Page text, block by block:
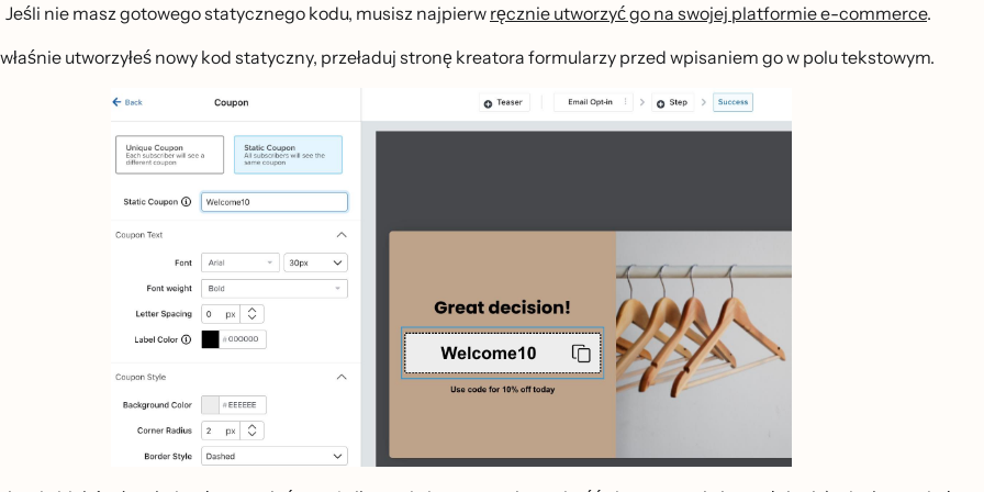
Jeśli nie masz gotowego statycznego kodu, musisz najpierw ręcznie utworzyć go na swojej platformie e-commerce.
utworzyłeś nowy kod statyczny, przeładuj stronę kreatora formularzy przed wpisaniem go w polu tekstowym.